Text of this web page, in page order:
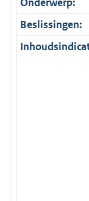
Beslissingen: